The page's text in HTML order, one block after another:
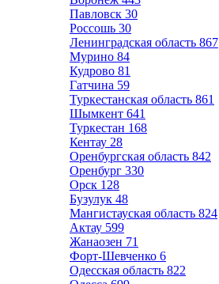
Павловск 30
Россошь 30
Ленинградская область 867
Мурино 84
Кудрово 81
Гатчина 59
Туркестанская область 861
Шымкент 641
Туркестан 168
Кентау 28
Оренбургская область 842
Оренбург 330
Орск 128
Бузулук 48
Мангистауская область 824
Актау 599
Жанаозен 71
Форт-Шевченко 6
Одесская область 822